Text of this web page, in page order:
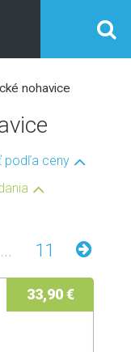
nohavice
podľa ceny
... 11
33,90 €